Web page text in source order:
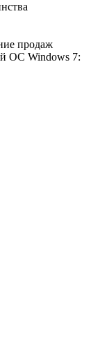
продаж
ОС Windows 7: